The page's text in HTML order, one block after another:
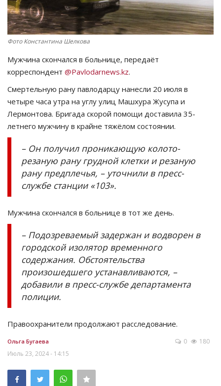
РАЗВЛЕЧЕНИЯ
OFFICIAL
Курултай
Язык
Қазақша Русский
Фото Константина Шелкова
Мужчина скончался в больнице, передаёт
корреспондент @Pavlodarnews.kz.
Смертельную рану павлодарцу нанесли 20 июля в
четыре часа утра на углу улиц Машхура Жусупа и
Лермонтова. Бригада скорой помощи доставила 35-
летнего мужчину в крайне тяжёлом состоянии.
– Он получил проникающую колото-
резаную рану грудной клетки и резаную
рану предплечья, – уточнили в пресс-
службе станции «103».
Мужчина скончался в больнице в тот же день.
– Подозреваемый задержан и водворен в
городской изолятор временного
содержания. Обстоятельства
произошедшего устанавливаются, –
добавили в пресс-службе департамента
полиции.
Правоохранители продолжают расследование.
Ольга Бугаева
Июль 23, 2024 - 14:15
0 180